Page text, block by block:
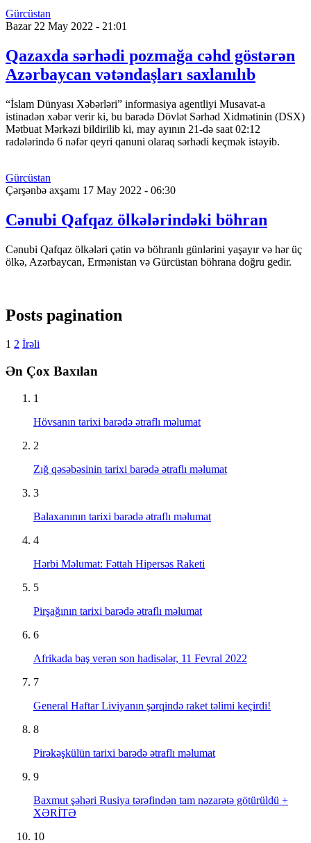
Gürcüstan
Bazar 22 May 2022 - 21:01
Qazaxda sərhədi pozmağa cəhd göstərən
Azərbaycan vətəndaşları saxlanılıb
“İslam Dünyası Xəbərləri” informasiya agentliyi Musavat-a
istinadən xəbər verir ki, bu barədə Dövlət Sərhəd Xidmətinin (DSX)
Mətbuat Mərkəzi bildirilib ki, may ayının 21-də saat 02:12
radələrində 6 nəfər qeyri qanuni olaraq sərhədi keçmək istəyib.
Gürcüstan
Çərşənbə axşamı 17 May 2022 - 06:30
Cənubi Qafqaz ölkələrindəki böhran
Cənubi Qafqaz ölkələri çətin və böhranlı günlərini yaşayır və hər üç
ölkə, Azərbaycan, Ermənistan və Gürcüstan böhrana doğru gedir.
Posts pagination
1 2 İrəli
Ən Çox Baxılan
1
Hövsanın tarixi barədə ətraflı məlumat
2
Zığ qəsəbəsinin tarixi barədə ətraflı məlumat
3
Balaxanının tarixi barədə ətraflı məlumat
4
Hərbi Məlumat: Fəttah Hipersəs Raketi
5
Pirşağının tarixi barədə ətraflı məlumat
6
Afrikada baş verən son hadisələr, 11 Fevral 2022
7
General Haftar Liviyanın şərqində raket təlimi keçirdi!
8
Pirəkəşkülün tarixi barədə ətraflı məlumat
9
Baxmut şəhəri Rusiya tərəfindən tam nəzarətə götürüldü +
XƏRİTƏ
10